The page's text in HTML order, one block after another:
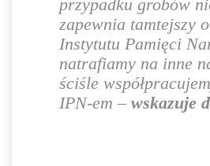
przypadku grobów
zapewnia tamtejszy
Instytutu Pamięci
natrafiamy na inne
ściśle
IPN-em – wskazuje